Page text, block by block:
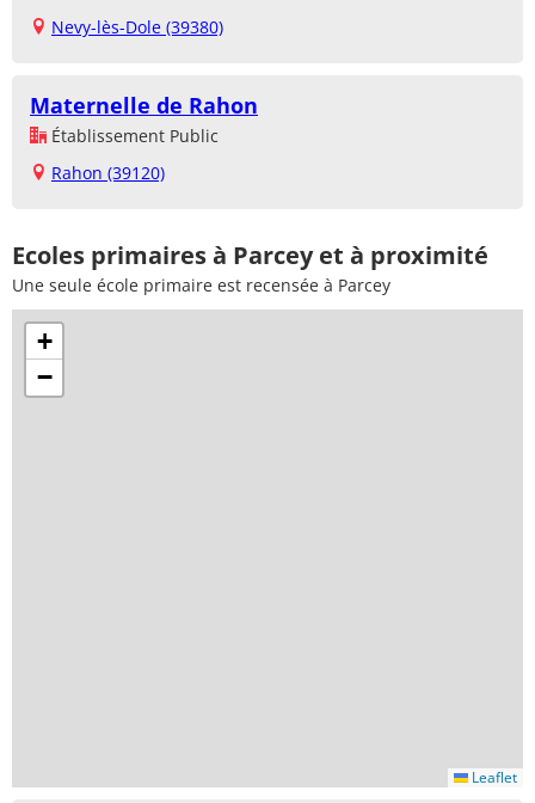
Nevy-lès-Dole (39380)
Maternelle de Rahon
Établissement Public
Rahon (39120)
Ecoles primaires à Parcey et à proximité
Une seule école primaire est recensée à Parcey
+
−
Leaflet